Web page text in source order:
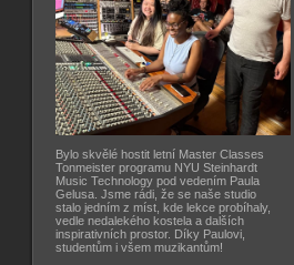
Bylo skvělé hostit letní Master Classes
Tonmeister programu NYU Steinhardt
Music Technology pod vedením Paula
Gelusa. Jsme rádi, že se naše studio
stalo jedním z míst, kde lekce probíhaly,
vedle nedalekého kostela a dalších
inspirativních prostor. Díky Paulovi,
studentům i všem muzikantům!